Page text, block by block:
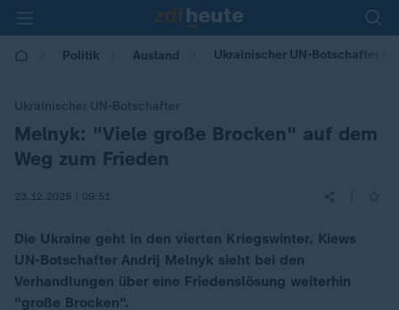
Politik Ausland Ukrainischer UN-Botschafter
Ukrainischer UN-Botschafter
:Melnyk: "Viele große Brocken" auf dem
Weg zum Frieden
23.12.2025 | 09:51
Die Ukraine geht in den vierten Kriegswinter. Kiews
UN-Botschafter Andrij Melnyk sieht bei den
Verhandlungen über eine Friedenslösung weiterhin
"große Brocken".